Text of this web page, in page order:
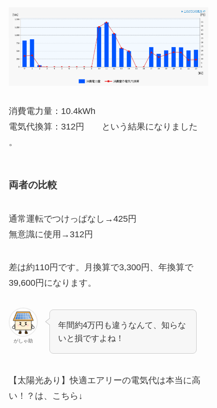
消費電力量：10.4kWh
電気代換算：312円
という結果になりました
。
両者の比較
通常運転でつけっぱなし→425円
無意識に使用→312円
差は約110円です。月換算で3,300円、 年換算で
39,600円になります。
がしゃ助
年間約4万円も違うなんて、知らな
いと損ですよね！
【太陽光あり】快適エアリーの電気代は本当に高
い！？は、
こちら↓